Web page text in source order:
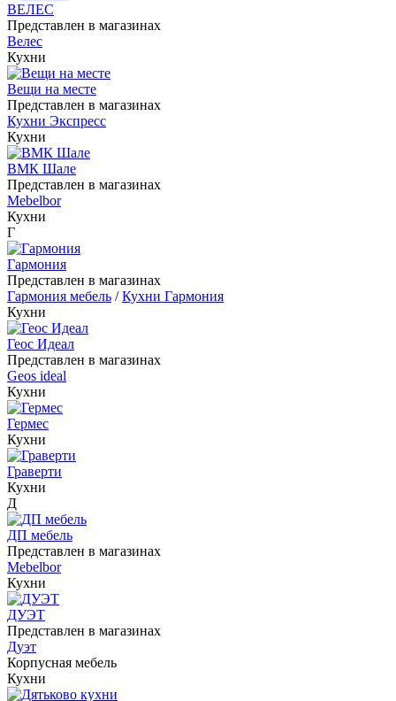
ВЕЛЕС
Представлен в магазинах
Велес
Кухни
Вещи на месте
Представлен в магазинах
Кухни Экспресс
Кухни
ВМК Шале
Представлен в магазинах
Mebelbor
Кухни
Г
Гармония
Представлен в магазинах
Гармония мебель /Кухни Гармония
Кухни
Геос Идеал
Представлен в магазинах
Geos ideal
Кухни
Гермес
Кухни
Граверти
Кухни
Д
ДП мебель
Представлен в магазинах
Mebelbor
Кухни
ДУЭТ
Представлен в магазинах
Дуэт
Корпусная мебель
Кухни